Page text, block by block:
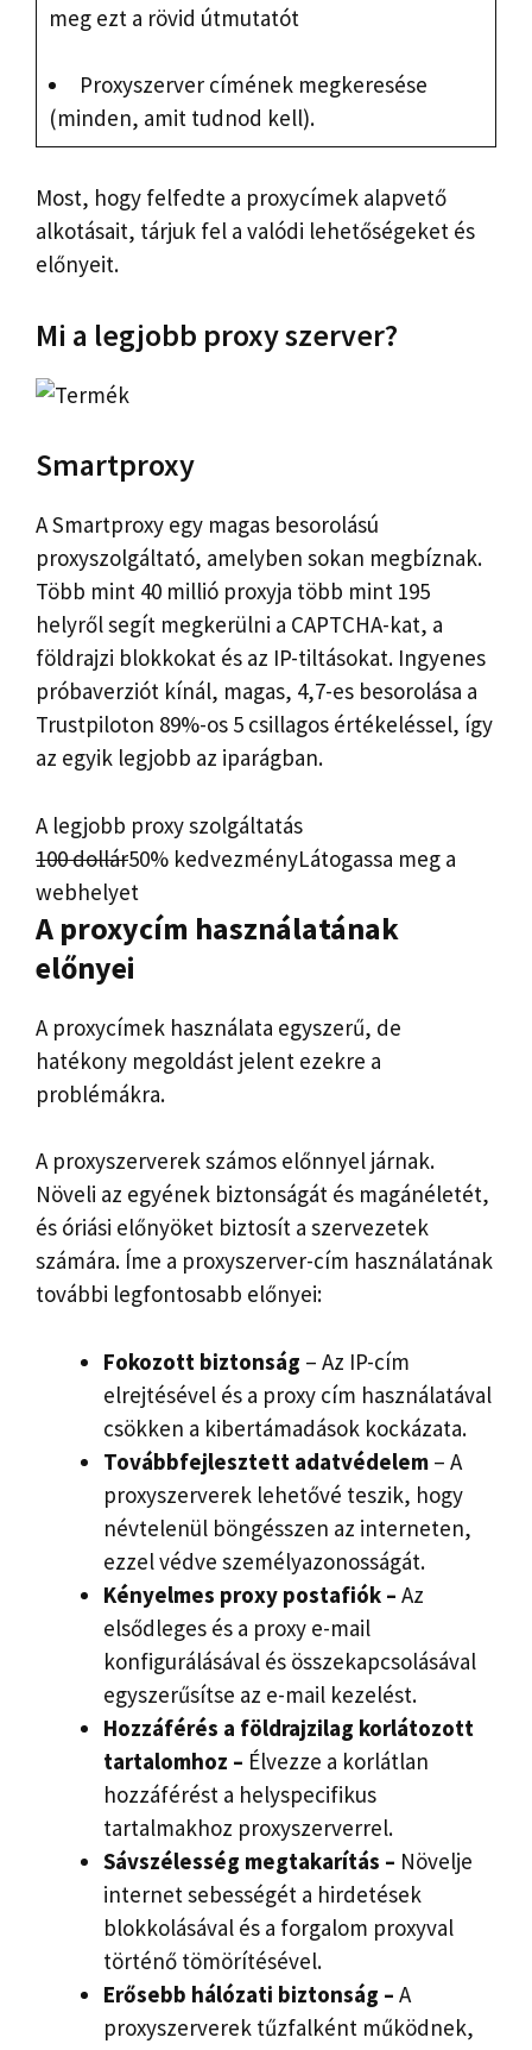
meg ezt a rövid útmutatót
Proxyszerver címének megkeresése
(minden, amit tudnod kell).
Most, hogy felfedte a proxycímek alapvető
alkotásait, tárjuk fel a valódi lehetőségeket és
előnyeit.
Mi a legjobb proxy szerver?
Smartproxy
A Smartproxy egy magas besorolású
proxyszolgáltató, amelyben sokan megbíznak.
Több mint 40 millió proxyja több mint 195
helyről segít megkerülni a CAPTCHA-kat, a
földrajzi blokkokat és az IP-tiltásokat. Ingyenes
próbaverziót kínál, magas, 4,7-es besorolása a
Trustpiloton 89%-os 5 csillagos értékeléssel, így
az egyik legjobb az iparágban.
A legjobb proxy szolgáltatás
100 dollár50% kedvezményLátogassa meg a
webhelyet
A proxycím használatának
előnyei
A proxycímek használata egyszerű, de
hatékony megoldást jelent ezekre a
problémákra.
A proxyszerverek számos előnnyel járnak.
Növeli az egyének biztonságát és magánéletét,
és óriási előnyöket biztosít a szervezetek
számára. Íme a proxyszerver-cím használatának
további legfontosabb előnyei:
Fokozott biztonság – Az IP-cím
elrejtésével és a proxy cím használatával
csökken a kibertámadások kockázata.
Továbbfejlesztett adatvédelem – A
proxyszerverek lehetővé teszik, hogy
névtelenül böngésszen az interneten,
ezzel védve személyazonosságát.
Kényelmes proxy postafiók – Az
elsődleges és a proxy e-mail
konfigurálásával és összekapcsolásával
egyszerűsítse az e-mail kezelést.
Hozzáférés a földrajzilag korlátozott
tartalomhoz – Élvezze a korlátlan
hozzáférést a helyspecifikus
tartalmakhoz proxyszerverrel.
Sávszélesség megtakarítás – Növelje
internet sebességét a hirdetések
blokkolásával és a forgalom proxyval
történő tömörítésével.
Erősebb hálózati biztonság – A
proxyszerverek tűzfalként működnek,